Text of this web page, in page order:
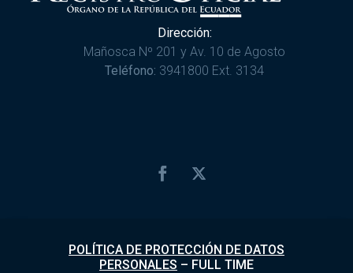
Dirección:
Mañosca Nº 201 y Av. 10 de Agosto
Teléfono: 3941800 Ext. 3134
POLÍTICA DE PROTECCIÓN DE DATOS
PERSONALES – FULL TIME